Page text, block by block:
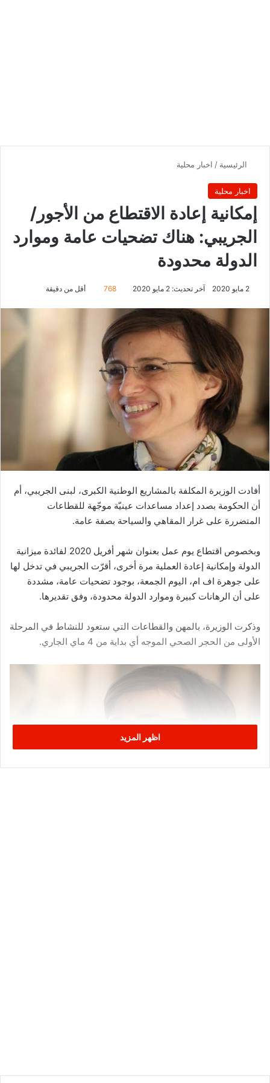
الرئيسية / اخبار محلية
اخبار محلية
إمكانية إعادة الاقتطاع من الأجور/
الجريبي: هناك تضحيات عامة وموارد
الدولة محدودة
2 مايو 2020 آخر تحديث: 2 مايو 2020 768 أقل من دقيقة
أفادت الوزيرة المكلفة بالمشاريع الوطنية الكبرى، لبنى الجريبي، أم
أن الحكومة بصدد إعداد مساعدات عينيّة موجّهة للقطاعات
المتضررة على غرار المقاهي والسياحة بصفة عامة.
وبخصوص اقتطاع يوم عمل بعنوان شهر أفريل 2020 لفائدة ميزانية
الدولة وإمكانية إعادة العملية مرة أخرى، أقرّت الجريبي في تدخل لها
على جوهرة اف ام، اليوم الجمعة، بوجود تضحيات عامة، مشددة
على أن الرهانات كبيرة وموارد الدولة محدودة، وفق تقديرها.
وذكرت الوزيرة، بالمهن والقطاعات التي ستعود للنشاط في المرحلة
الأولى من الحجر الصحي الموجه أي بداية من 4 ماي الجاري.
اظهر المزيد